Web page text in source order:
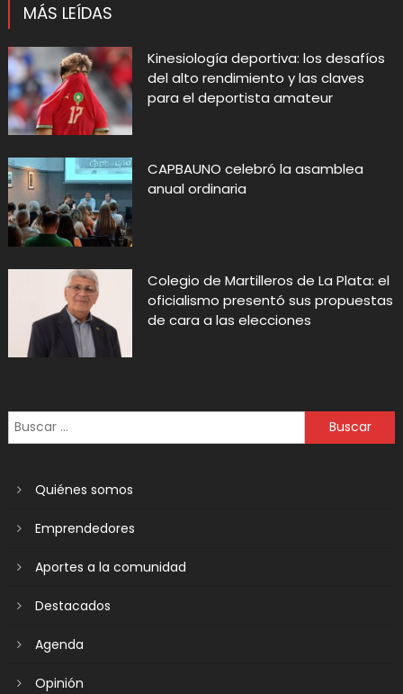
MÁS LEÍDAS
Kinesiología deportiva: los desafíos
del alto rendimiento y las claves
para el deportista amateur
CAPBAUNO celebró la asamblea
anual ordinaria
Colegio de Martilleros de La Plata: el
oficialismo presentó sus propuestas
de cara a las elecciones
Quiénes somos
Emprendedores
Aportes a la comunidad
Destacados
Agenda
Opinión